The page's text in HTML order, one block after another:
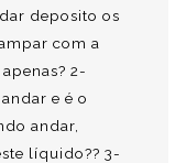
deposito os
com a
2-
e é o
andar,
líquido?? 3-